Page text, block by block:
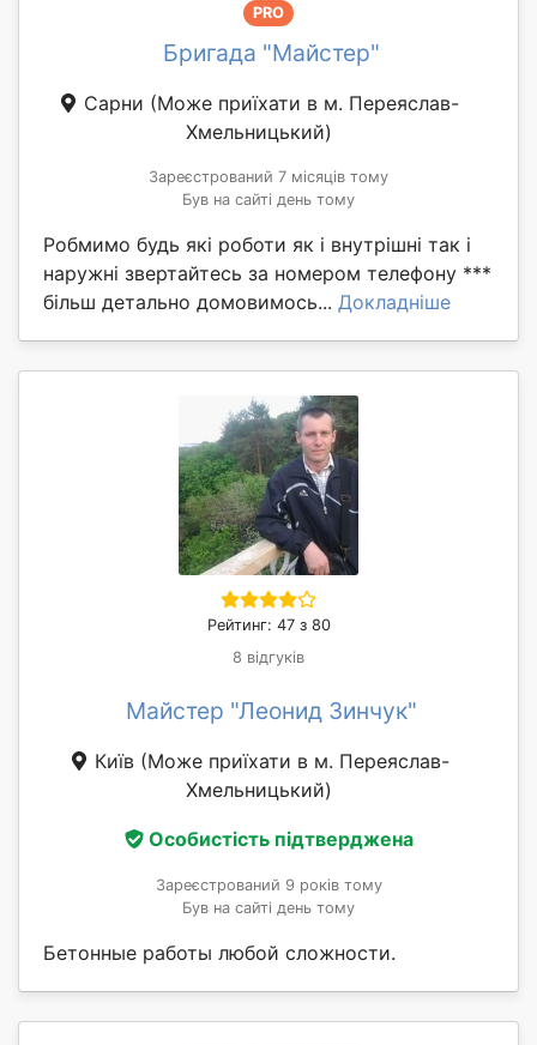
PRO
Бригада "Майстер"
Сарни (Може приїхати в м. Переяслав-
Хмельницький)
Зареєстрований 7 місяців тому
Був на сайті день тому
Робмимо будь які роботи як і внутрішні так і
наружні звертайтесь за номером телефону ***
більш детально домовимось... Докладніше
Рейтинг: 47 з 80
8 відгуків
Майстер "Леонид Зинчук"
Київ (Може приїхати в м. Переяслав-
Хмельницький)
Особистість підтверджена
Зареєстрований 9 років тому
Був на сайті день тому
Бетонные работы любой сложности.